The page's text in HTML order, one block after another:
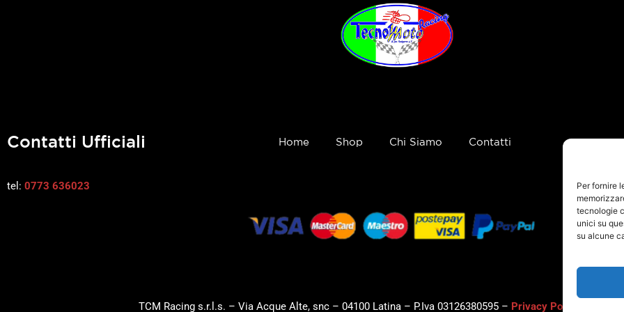
Per fornire
tecnologie
unici su
su alcune
Contatti Ufficiali
tel: 0773 636023
Home Shop Chi Siamo Contatti
TCM Racing s.r.l.s. – Via Acque Alte, snc – 04100 Latina – P.Iva 03126380595 – Privacy Policy